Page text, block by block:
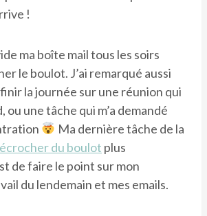
!
ma boîte mail tous les soirs
le boulot. J’ai remarqué aussi
la journée sur une réunion qui
ou une tâche qui m’a demandé
Ma dernière tâche de la
du boulot plus
de faire le point sur mon
du lendemain et mes emails.